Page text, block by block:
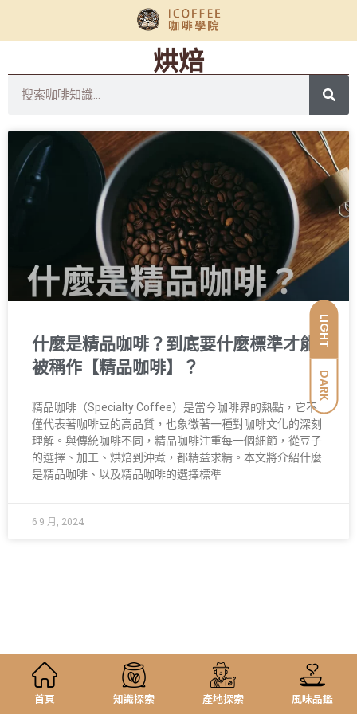
LIGHT
DARK
烘焙
什麼是精品咖啡？到底要什麼標準才能
被稱作【精品咖啡】？
精品咖啡（Specialty Coffee）是當今咖啡界的熱點，它不
僅代表著咖啡豆的高品質，也象徵著一種對咖啡文化的深刻
理解。與傳統咖啡不同，精品咖啡注重每一個細節，從豆子
的選擇、加工、烘焙到沖煮，都精益求精。本文將介紹什麼
是精品咖啡、以及精品咖啡的選擇標準
6 9 月, 2024
首頁 知識探索 產地探索 風味品鑑